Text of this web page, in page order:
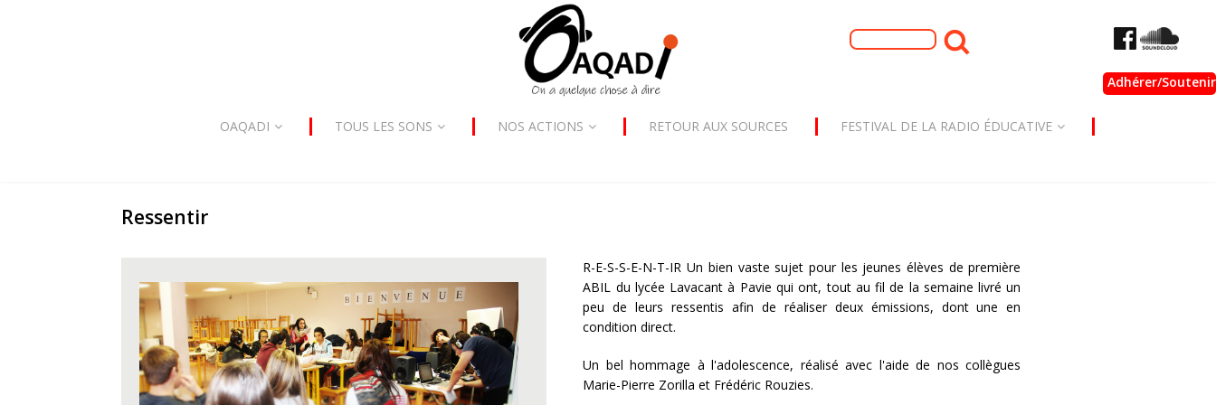
OAQADI TOUS LES SONS NOS ACTIONS RETOUR AUX SOURCES FESTIVAL DE LA RADIO ÉDUCATIVE
Adhérer/Soutenir
Formulaire de
recherche
Rechercher
Ressentir
ressentir3.JPG
R-E-S-S-E-N-T-IR Un bien vaste sujet pour les jeunes élèves de première
ABIL du lycée Lavacant à Pavie qui ont, tout au fil de la semaine livré un
peu de leurs ressentis afin de réaliser deux émissions, dont une en
condition direct.
Un bel hommage à l'adolescence, réalisé avec l'aide de nos collègues
Marie-Pierre Zorilla et Frédéric Rouzies.